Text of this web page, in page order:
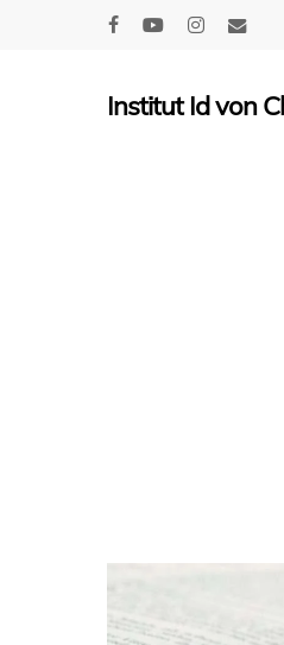
Institut Id von